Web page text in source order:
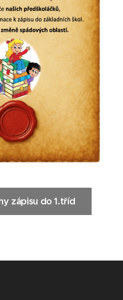
zápisu do 1.tříd